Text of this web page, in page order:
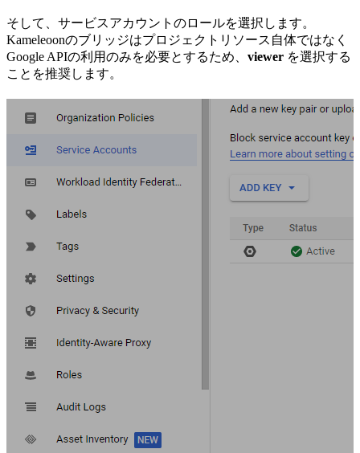
そして、サービスアカウントのロールを選択します。
Kameleoonのブリッジはプロジェクトリソース自体ではなく
Google APIの利用のみを必要とするため、 viewer を選択する
ことを推奨します。